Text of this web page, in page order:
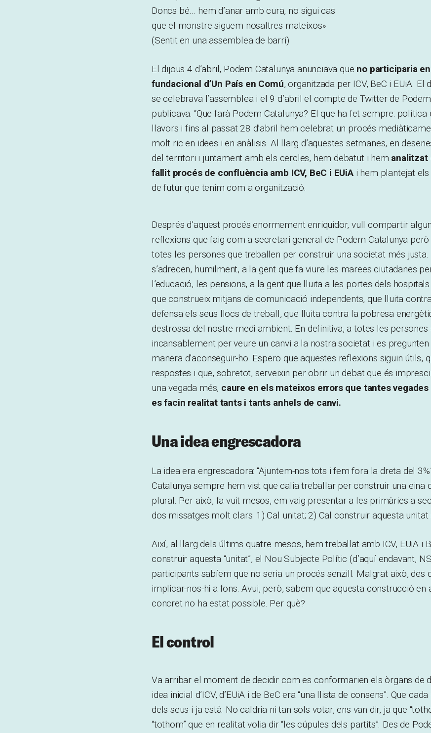
Doncs bé… hem d’anar amb cura, no sigui cas
que el monstre siguem nosaltres mateixos»
(Sentit en una assemblea de barri)
El dijous 4 d’abril, Podem Catalunya anunciava que no participaria
fundacional d’Un País en Comú, organitzada per ICV, BeC i EUiA. El
se celebrava l’assemblea i el 9 d’abril el compte de Twitter de
publicava: “Que farà Podem Catalunya? El que ha fet sempre: política
llavors i fins al passat 28 d’abril hem celebrat un procés
molt ric en idees i en anàlisis. Al llarg d’aquestes setmanes, en
del territori i juntament amb els cercles, hem debatut i hem analitzat
fallit procés de confluència amb ICV, BeC i EUiAi hem plantejat els
de futur que tenim com a organització.
Després d’aquest procés enormement enriquidor, vull compartir
reflexions que faig com a secretari general de Podem Catalunya
totes les persones que treballen per construir una societat més justa.
s’adrecen, humilment, a la gent que fa viure les marees ciutadanes
l’educació, les pensions, a la gent que lluita a les portes dels
que construeix mitjans de comunicació independents, que lluita
defensa els seus llocs de treball, que lluita contra la pobresa
destrossa del nostre medi ambient. En definitiva, a totes les persones
incansablement per veure un canvi a la nostra societat i es
manera d’aconseguir-ho. Espero que aquestes reflexions siguin útils,
respostes i que, sobretot, serveixin per obrir un debat que és
una vegada més, caure en els mateixos errors que tantes
es facin realitat tants i tants anhels de canvi.
Una idea engrescadora
La idea era engrescadora: “Ajuntem-nos tots i fem fora la dreta del
Catalunya sempre hem vist que calia treballar per construir una eina
plural. Per això, fa vuit mesos, em vaig presentar a les primàries a
dos missatges molt clars: 1) Cal unitat; 2) Cal construir aquesta unitat
Així, al llarg dels últims quatre mesos, hem treballat amb ICV, EUiA i
construir aquesta “unitat”, el Nou Subjecte Polític (d’aquí endavant,
participants sabíem que no seria un procés senzill. Malgrat això, des
implicar-nos-hi a fons. Avui, però, sabem que aquesta construcció en
concret no ha estat possible. Per què?
El control
Va arribar el moment de decidir com es conformarien els òrgans de
idea inicial d’ICV, d’EUiA i de BeC era “una llista de consens”. Que
dels seus i ja està. No caldria ni tan sols votar, ens van dir, ja que
“tothom” que en realitat volia dir “les cúpules dels partits”. Des de